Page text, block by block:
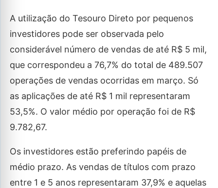
A utilização do Tesouro Direto por pequenos
investidores pode ser observada pelo
considerável número de vendas de até R$ 5 mil,
que correspondeu a 76,7% do total de 489.507
operações de vendas ocorridas em março. Só
as aplicações de até R$ 1 mil representaram
53,5%. O valor médio por operação foi de R$
9.782,67.
Os investidores estão preferindo papéis de
médio prazo. As vendas de títulos com prazo
entre 1 e 5 anos representaram 37,9% e aquelas